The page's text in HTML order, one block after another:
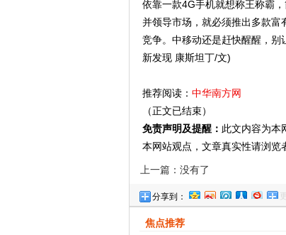
依靠一款4G手机就想称王称霸
并领导市场，就必须推出多款富
竞争。中移动还是赶快醒醒，
新发现 康斯坦丁/文)
推荐阅读： 中华南方网
（正文已结束）
免责声明及提醒： 此文内容为本
本网站观点，文章真实性请浏览
上一篇：没有了
分享到：
焦点推荐